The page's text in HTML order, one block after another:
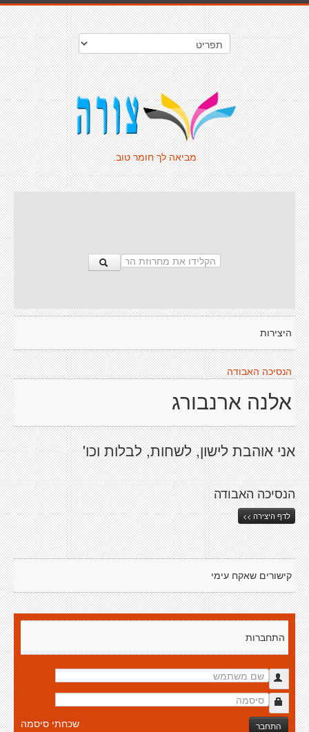
מביאה לך חומר טוב.
היצירות
הנסיכה האבודה
אלנה ארנבורג
אני אוהבת לישון, לשחות, לבלות וכו'
הנסיכה האבודה
לדף היצירה >>
קישורים שאקח עימי
התחברות
התחבר שכחתי סיסמה